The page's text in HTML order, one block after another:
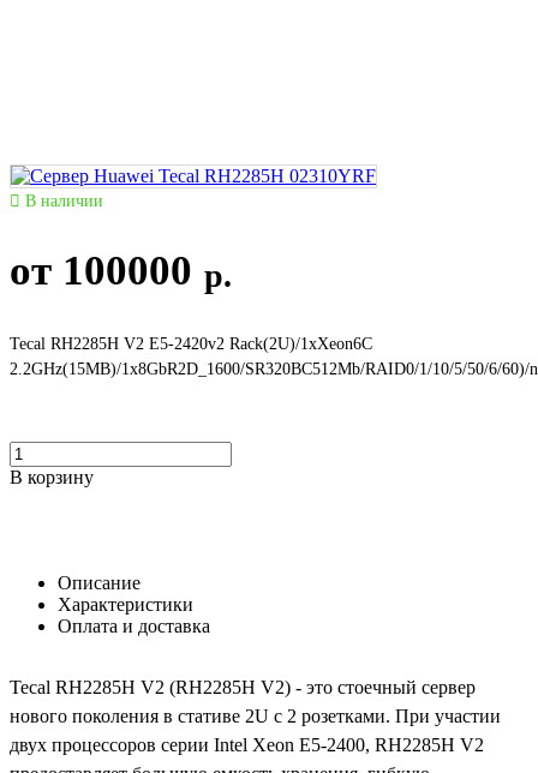
В наличии
от 100000 р.
Tecal RH2285H V2 E5-2420v2 Rack(2U)/1xXeon6C
2.2GHz(15MB)/1x8GbR2D_1600/SR320BC512Mb/RAID0/1/10/5/50/6/
В корзину
Описание
Характеристики
Оплата и доставка
Tecal RH2285H V2 (RH2285H V2) - это стоечный сервер
нового поколения в стативе 2U с 2 розетками. При участии
двух процессоров серии Intel Xeon E5-2400, RH2285H V2